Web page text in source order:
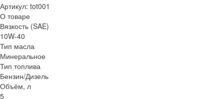
Артикул: tot001
О товаре
Вязкость (SAE)
10W-40
Тип масла
Минеральное
Тип топлива
Бензин/Дизель
Объём, л
5